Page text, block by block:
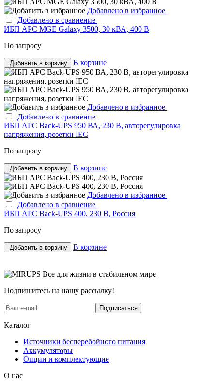
Добавлено в избранное
Добавлено в сравнение
ИБП APC MGE Galaxy 3500, 30 кВА, 400 В
По запросу
Добавить в корзину В корзине
Добавлено в избранное
Добавлено в сравнение
ИБП APC Back-UPS 950 ВА, 230 В, авторегулировка
напряжения, розетки IEC
По запросу
Добавить в корзину В корзине
Добавлено в избранное
Добавлено в сравнение
ИБП APC Back-UPS 400, 230 В, Россия
По запросу
Добавить в корзину В корзине
Все для жизни в стабильном мире
Подпишитесь на нашу рассылку!
Подписаться
Каталог
Источники бесперебойного питания
Аккумуляторы
Опции и комплектующие
О нас